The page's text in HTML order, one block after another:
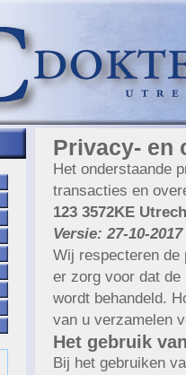
Privacy- en
Het onderstaande
transacties en
123 3572KE
Versie: 27-10-2017
Wij respecteren de
er zorg voor dat
wordt behandeld.
van u verzamelen
Het gebruik
Bij het gebruiken